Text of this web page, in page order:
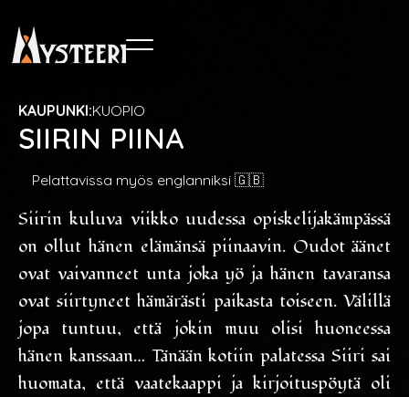
KAUPUNKI:KUOPIO
SIIRIN PIINA
Pelattavissa myös englanniksi 🇬🇧
Siirin kuluva viikko uudessa opiskelijakämpässä
on ollut hänen elämänsä piinaavin. Oudot äänet
ovat vaivanneet unta joka yö ja hänen tavaransa
ovat siirtyneet hämärästi paikasta toiseen. Välillä
jopa tuntuu, että jokin muu olisi huoneessa
hänen kanssaan… Tänään kotiin palatessa Siiri sai
huomata, että vaatekaappi ja kirjoituspöytä oli